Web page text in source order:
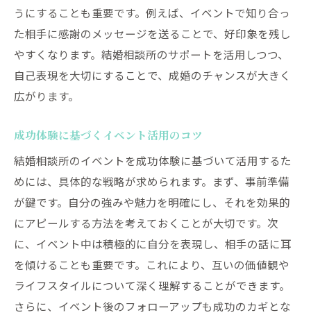
うにすることも重要です。例えば、イベントで知り合っ
た相手に感謝のメッセージを送ることで、好印象を残し
やすくなります。結婚相談所のサポートを活用しつつ、
自己表現を大切にすることで、成婚のチャンスが大きく
広がります。
成功体験に基づくイベント活用のコツ
結婚相談所のイベントを成功体験に基づいて活用するた
めには、具体的な戦略が求められます。まず、事前準備
が鍵です。自分の強みや魅力を明確にし、それを効果的
にアピールする方法を考えておくことが大切です。次
に、イベント中は積極的に自分を表現し、相手の話に耳
を傾けることも重要です。これにより、互いの価値観や
ライフスタイルについて深く理解することができます。
さらに、イベント後のフォローアップも成功のカギとな